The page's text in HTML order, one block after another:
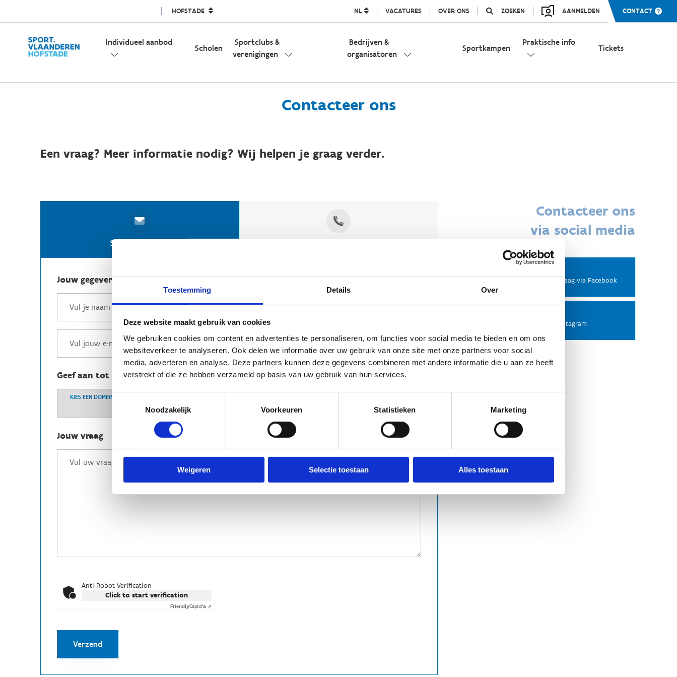
Toestemming Details Over
Deze website maakt gebruik van cookies
We gebruiken cookies om content en advertenties te personaliseren, om functies voor social media te bieden en om ons
websiteverkeer te analyseren. Ook delen we informatie over uw gebruik van onze site met onze partners voor social
media, adverteren en analyse. Deze partners kunnen deze gegevens combineren met andere informatie die u aan ze heeft
verstrekt of die ze hebben verzameld op basis van uw gebruik van hun services.
Toestemmingsselectie
Noodzakelijk
Voorkeuren Statistieken Marketing
Weigeren Selectie toestaan Alles toestaan
HOFSTADE NL VACATURES OVER ONS ZOEKEN AANMELDEN CONTACT
Individueel aanbod
Scholen
Sportclubs &
verenigingen
Bedrijven &
organisatoren
Sportkampen
Praktische info
Tickets
Contacteer ons
Een vraag? Meer informatie nodig? Wij helpen je graag verder.
Stuur een e-mail
Jouw gegevens
Geef aan tot welk domein jouw vraag behoort
KIES EEN DOMEIN
Jouw vraag
Anti-Robot Verification
Click to start verification
FriendlyCaptcha ⇗
Verzend
Contacteer ons
via social media
Stel ons een vraag via Facebook
Volg ons op Instagram